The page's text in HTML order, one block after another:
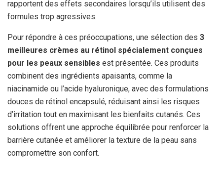
rapportent des effets secondaires lorsqu’ils utilisent des
formules trop agressives.
Pour répondre à ces préoccupations, une sélection des 3
meilleures crèmes au rétinol spécialement conçues
pour les peaux sensibles est présentée. Ces produits
combinent des ingrédients apaisants, comme la
niacinamide ou l’acide hyaluronique, avec des formulations
douces de rétinol encapsulé, réduisant ainsi les risques
d’irritation tout en maximisant les bienfaits cutanés. Ces
solutions offrent une approche équilibrée pour renforcer la
barrière cutanée et améliorer la texture de la peau sans
compromettre son confort.